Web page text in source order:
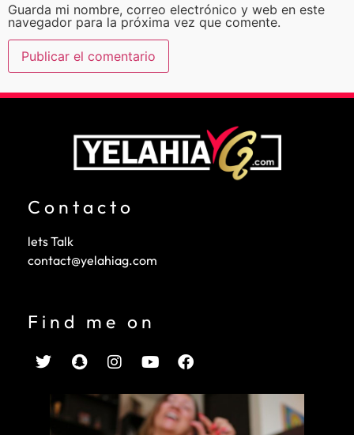
Guarda mi nombre, correo electrónico y web en este
navegador para la próxima vez que comente.
Contacto
lets Talk
contact@yelahiag.com
Find me on